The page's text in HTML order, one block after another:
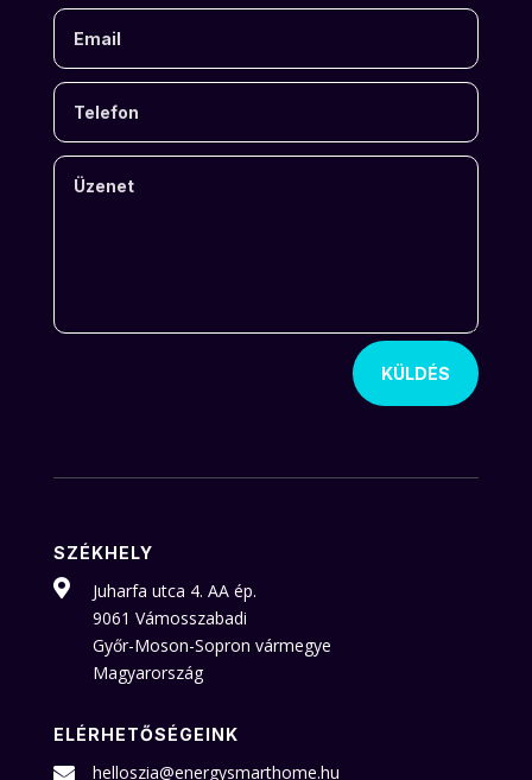
KÜLDÉS
SZÉKHELY

Juharfa utca 4. AA ép.
9061 Vámosszabadi
Győr-Moson-Sopron vármegye
Magyarország
ELÉRHETŐSÉGEINK
 helloszia@energysmarthome.hu